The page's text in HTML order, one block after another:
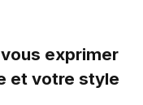
exprimer
et votre style